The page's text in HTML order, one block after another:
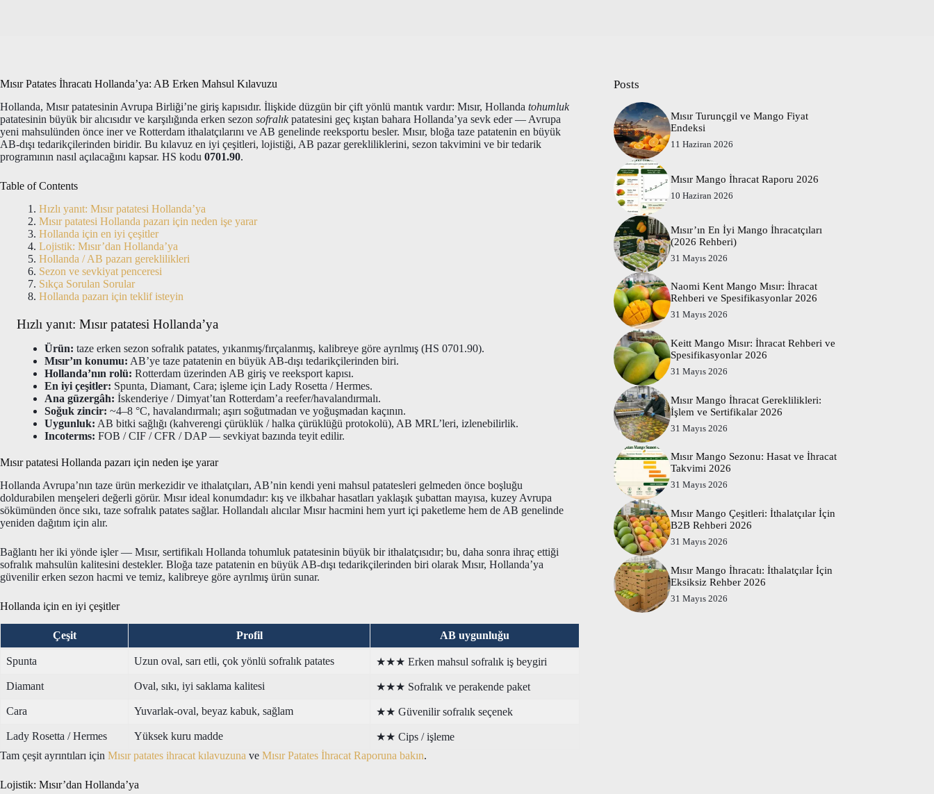
Mısır Patates İhracatı Hollanda’ya: AB Erken Mahsul Kılavuzu
Hollanda, Mısır patatesinin Avrupa Birliği’ne giriş kapısıdır. İlişkide düzgün bir çift yönlü mantık vardır: Mısır, Hollanda tohumluk
patatesinin büyük bir alıcısıdır ve karşılığında erken sezon sofralıkpatatesini geç kıştan bahara Hollanda’ya sevk eder — Avrupa
yeni mahsulünden önce iner ve Rotterdam ithalatçılarını ve AB genelinde reeksportu besler. Mısır, bloğa taze patatenin en büyük
AB-dışı tedarikçilerinden biridir. Bu kılavuz en iyi çeşitleri, lojistiği, AB pazar gerekliliklerini, sezon takvimini ve bir tedarik
programının nasıl açılacağını kapsar. HS kodu 0701.90.
Table of Contents
Hızlı yanıt: Mısır patatesi Hollanda’ya
Mısır patatesi Hollanda pazarı için neden işe yarar
Hollanda için en iyi çeşitler
Lojistik: Mısır’dan Hollanda’ya
Hollanda / AB pazarı gereklilikleri
Sezon ve sevkiyat penceresi
Sıkça Sorulan Sorular
Hollanda pazarı için teklif isteyin
Hızlı yanıt: Mısır patatesi Hollanda’ya
Ürün: taze erken sezon sofralık patates, yıkanmış/fırçalanmış, kalibreye göre ayrılmış (HS 0701.90).
Mısır’ın konumu: AB’ye taze patatenin en büyük AB-dışı tedarikçilerinden biri.
Hollanda’nın rolü: Rotterdam üzerinden AB giriş ve reeksport kapısı.
En iyi çeşitler: Spunta, Diamant, Cara; işleme için Lady Rosetta / Hermes.
Ana güzergâh: İskenderiye / Dimyat’tan Rotterdam’a reefer/havalandırmalı.
Soğuk zincir: ~4–8 °C, havalandırmalı; aşırı soğutmadan ve yoğuşmadan kaçının.
Uygunluk: AB bitki sağlığı (kahverengi çürüklük / halka çürüklüğü protokolü), AB MRL’leri, izlenebilirlik.
Incoterms: FOB / CIF / CFR / DAP — sevkiyat bazında teyit edilir.
Mısır patatesi Hollanda pazarı için neden işe yarar
Hollanda Avrupa’nın taze ürün merkezidir ve ithalatçıları, AB’nin kendi yeni mahsul patatesleri gelmeden önce boşluğu
doldurabilen menşeleri değerli görür. Mısır ideal konumdadır: kış ve ilkbahar hasatları yaklaşık şubattan mayısa, kuzey Avrupa
sökümünden önce sıkı, taze sofralık patates sağlar. Hollandalı alıcılar Mısır hacmini hem yurt içi paketleme hem de AB genelinde
yeniden dağıtım için alır.
Bağlantı her iki yönde işler — Mısır, sertifikalı Hollanda tohumluk patatesinin büyük bir ithalatçısıdır; bu, daha sonra ihraç ettiği
sofralık mahsulün kalitesini destekler. Bloğa taze patatenin en büyük AB-dışı tedarikçilerinden biri olarak Mısır, Hollanda’ya
güvenilir erken sezon hacmi ve temiz, kalibreye göre ayrılmış ürün sunar.
Hollanda için en iyi çeşitler
Çeşit Profil AB uygunluğu
Spunta Uzun oval, sarı etli, çok yönlü sofralık patates ★★★ Erken mahsul sofralık iş beygiri
Diamant Oval, sıkı, iyi saklama kalitesi ★★★ Sofralık ve perakende paket
Cara Yuvarlak-oval, beyaz kabuk, sağlam ★★ Güvenilir sofralık seçenek
Lady Rosetta / Hermes Yüksek kuru madde
★★ Cips / işleme
Tam çeşit ayrıntıları için Mısır patates ihracat kılavuzuna ve Mısır Patates İhracat Raporuna bakın.
Lojistik: Mısır’dan Hollanda’ya
Posts
Mısır Turunçgil ve Mango Fiyat
Endeksi
11 Haziran 2026
Mısır Mango İhracat Raporu 2026
10 Haziran 2026
Mısır’ın En İyi Mango İhracatçıları
(2026 Rehberi)
31 Mayıs 2026
Naomi Kent Mango Mısır: İhracat
Rehberi ve Spesifikasyonlar 2026
31 Mayıs 2026
Keitt Mango Mısır: İhracat Rehberi ve
Spesifikasyonlar 2026
31 Mayıs 2026
Mısır Mango İhracat Gereklilikleri:
İşlem ve Sertifikalar 2026
31 Mayıs 2026
Mısır Mango Sezonu: Hasat ve İhracat
Takvimi 2026
31 Mayıs 2026
Mısır Mango Çeşitleri: İthalatçılar İçin
B2B Rehberi 2026
31 Mayıs 2026
Mısır Mango İhracatı: İthalatçılar İçin
Eksiksiz Rehber 2026
31 Mayıs 2026